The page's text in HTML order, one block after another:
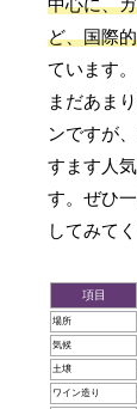
中心に、
ど、国際
ています。
まだあま
ンですが
すます人
す。ぜひ
してみて
項目
場所
気候
土壌
ワイン造り